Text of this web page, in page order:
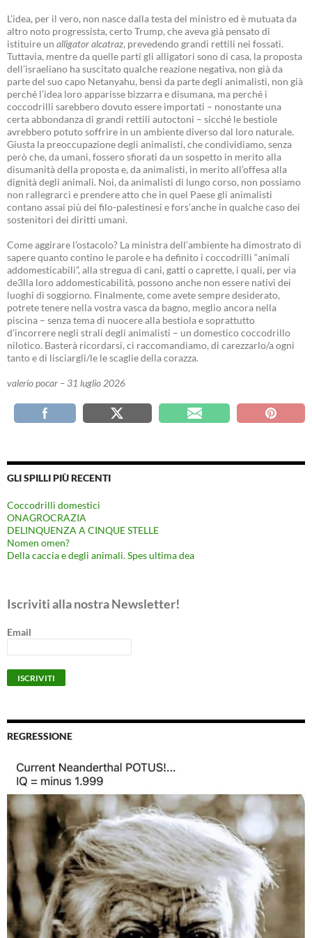
L’idea, per il vero, non nasce dalla testa del ministro ed è mutuata da
altro noto progressista, certo Trump, che aveva già pensato di
istituire un alligator alcatraz, prevedendo grandi rettili nei fossati.
Tuttavia, mentre da quelle parti gli alligatori sono di casa, la proposta
dell’israeliano ha suscitato qualche reazione negativa, non già da
parte del suo capo Netanyahu, bensì da parte degli animalisti, non già
perché l’idea loro apparisse bizzarra e disumana, ma perché i
coccodrilli sarebbero dovuto essere importati – nonostante una
certa abbondanza di grandi rettili autoctoni – sicché le bestiole
avrebbero potuto soffrire in un ambiente diverso dal loro naturale.
Giusta la preoccupazione degli animalisti, che condividiamo, senza
però che, da umani, fossero sfiorati da un sospetto in merito alla
disumanità della proposta e, da animalisti, in merito all’offesa alla
dignità degli animali. Noi, da animalisti di lungo corso, non possiamo
non rallegrarci e prendere atto che in quel Paese gli animalisti
contano assai più dei filo-palestinesi e fors’anche in qualche caso dei
sostenitori dei diritti umani.
Come aggirare l’ostacolo? La ministra dell’ambiente ha dimostrato di
sapere quanto contino le parole e ha definito i coccodrilli “animali
addomesticabili”, alla stregua di cani, gatti o caprette, i quali, per via
de3lla loro addomesticabilità, possono anche non essere nativi dei
luoghi di soggiorno. Finalmente, come avete sempre desiderato,
potrete tenere nella vostra vasca da bagno, meglio ancora nella
piscina – senza tema di nuocere alla bestiola e soprattutto
d’incorrere negli strali degli animalisti – un domestico coccodrillo
nilotico. Basterà ricordarsi, ci raccomandiamo, di carezzarlo/a ogni
tanto e di lisciargli/le le scaglie della corazza.
valerio pocar – 31 luglio 2026
GLI SPILLI PIÙ RECENTI
Coccodrilli domestici
ONAGROCRAZIA
DELINQUENZA A CINQUE STELLE
Nomen omen?
Della caccia e degli animali. Spes ultima dea
Iscriviti alla nostra Newsletter!
Email
REGRESSIONE